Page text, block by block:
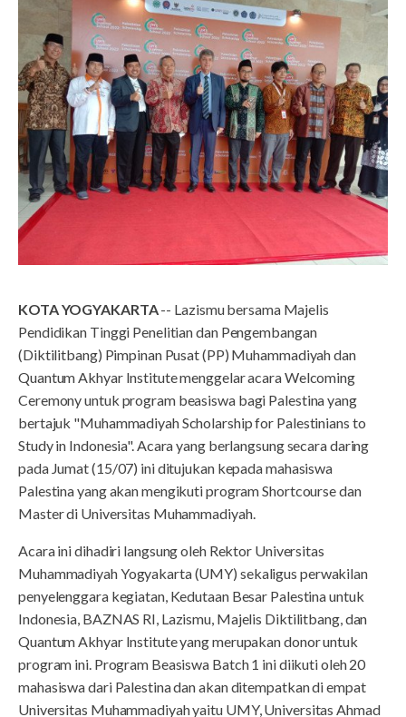
KOTA YOGYAKARTA-- Lazismu bersama Majelis
Pendidikan Tinggi Penelitian dan Pengembangan
(Diktilitbang) Pimpinan Pusat (PP) Muhammadiyah dan
Quantum Akhyar Institute menggelar acara Welcoming
Ceremony untuk program beasiswa bagi Palestina yang
bertajuk "Muhammadiyah Scholarship for Palestinians to
Study in Indonesia". Acara yang berlangsung secara daring
pada Jumat (15/07) ini ditujukan kepada mahasiswa
Palestina yang akan mengikuti program Shortcourse dan
Master di Universitas Muhammadiyah.
Acara ini dihadiri langsung oleh Rektor Universitas
Muhammadiyah Yogyakarta (UMY) sekaligus perwakilan
penyelenggara kegiatan, Kedutaan Besar Palestina untuk
Indonesia, BAZNAS RI, Lazismu, Majelis Diktilitbang, dan
Quantum Akhyar Institute yang merupakan donor untuk
program ini. Program Beasiswa Batch 1 ini diikuti oleh 20
mahasiswa dari Palestina dan akan ditempatkan di empat
Universitas Muhammadiyah yaitu UMY, Universitas Ahmad